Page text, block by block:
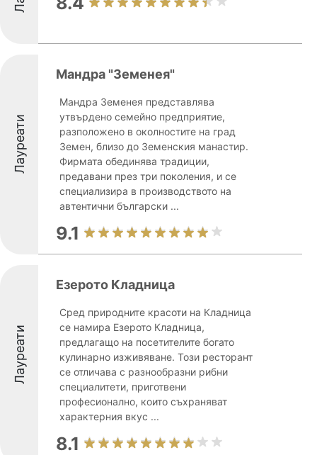
Лауреати
Мандра "Земенея"
Мандра Земенея представлява
утвърдено семейно предприятие,
разположено в околностите на град
Земен, близо до Земенския манастир.
Фирмата обединява традиции,
предавани през три поколения, и се
специализира в производството на
автентични български ...
9.1
Лауреати
Езерото Кладница
Сред природните красоти на Кладница
се намира Езерото Кладница,
предлагащо на посетителите богато
кулинарно изживяване. Този ресторант
се отличава с разнообразни рибни
специалитети, приготвени
професионално, които съхраняват
характерния вкус ...
8.1